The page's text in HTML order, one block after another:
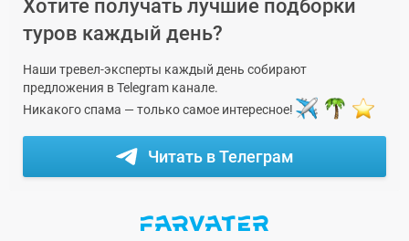
Хотите получать лучшие подборки
туров каждый день?
Наши тревел-эксперты каждый день собирают
предложения в Telegram канале.
Никакого спама — только самое интересное!
Читать в Телеграм